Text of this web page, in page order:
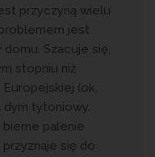
przyczyną wielu
jest
Szacuje się,
stopniu niż
(ok.
dym tytoniowy.
palenie
się do